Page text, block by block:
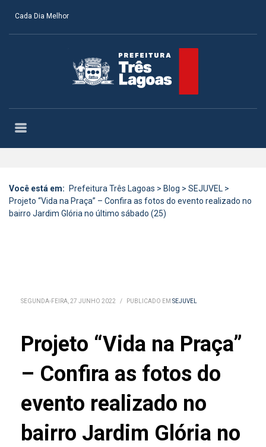
Cada Dia Melhor
Você está em: Prefeitura Três Lagoas > Blog > SEJUVEL >
Projeto “Vida na Praça” – Confira as fotos do evento realizado no
bairro Jardim Glória no último sábado (25)
SEGUNDA-FEIRA, 27 JUNHO 2022 / PUBLICADO EM SEJUVEL
Projeto “Vida na Praça”
– Confira as fotos do
evento realizado no
bairro Jardim Glória no